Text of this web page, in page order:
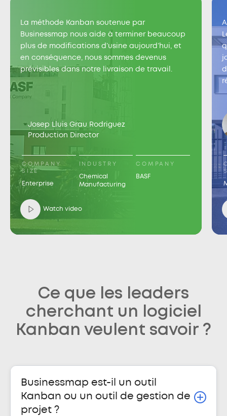
La méthode Kanban soutenue par
Businessmap nous aide à terminer beaucoup
plus de modifications d’usine aujourd’hui, et
en conséquence, nous sommes devenus
prévisibles dans notre livraison de travail.
Josep Lluis Grau Rodriguez
Production Director
COMPANY
SIZE
Enterprise
INDUSTRY
Chemical
Manufacturing
COMPANY
BASF
Watch video
Ce que les leaders
cherchant un logiciel
Kanban veulent savoir ?
Businessmap est-il un outil
Kanban ou un outil de gestion de
projet ?